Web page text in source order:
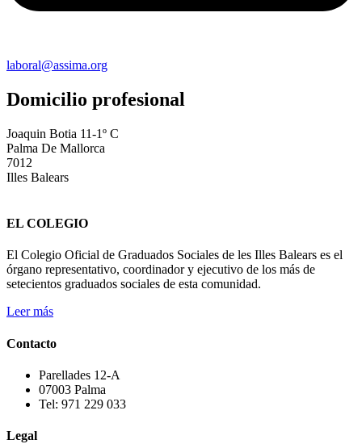
laboral@assima.org
Domicilio profesional
Joaquin Botia 11-1º C
Palma De Mallorca
7012
Illes Balears
EL COLEGIO
El Colegio Oficial de Graduados Sociales de les Illes Balears es el
órgano representativo, coordinador y ejecutivo de los más de
setecientos graduados sociales de esta comunidad.
Leer más
Contacto
Parellades 12-A
07003 Palma
Tel: 971 229 033
Legal